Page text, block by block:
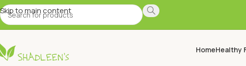
Skip to main content
HomeHealthy